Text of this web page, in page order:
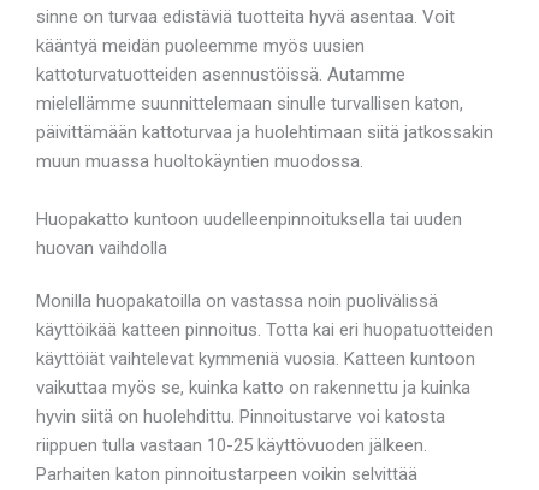
sinne on turvaa edistäviä tuotteita hyvä asentaa. Voit
kääntyä meidän puoleemme myös uusien
kattoturvatuotteiden asennustöissä. Autamme
mielellämme suunnittelemaan sinulle turvallisen katon,
päivittämään kattoturvaa ja huolehtimaan siitä jatkossakin
muun muassa huoltokäyntien muodossa.
Huopakatto kuntoon uudelleenpinnoituksella tai uuden
huovan vaihdolla
Monilla huopakatoilla on vastassa noin puolivälissä
käyttöikää katteen pinnoitus. Totta kai eri huopatuotteiden
käyttöiät vaihtelevat kymmeniä vuosia. Katteen kuntoon
vaikuttaa myös se, kuinka katto on rakennettu ja kuinka
hyvin siitä on huolehdittu. Pinnoitustarve voi katosta
riippuen tulla vastaan 10-25 käyttövuoden jälkeen.
Parhaiten katon pinnoitustarpeen voikin selvittää